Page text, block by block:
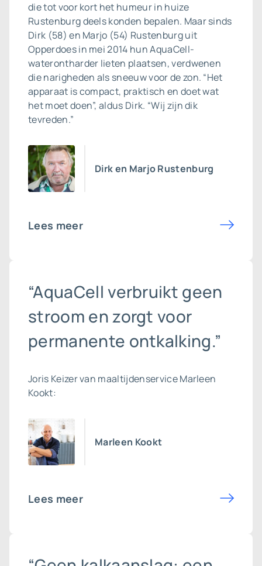
die tot voor kort het humeur in huize
Rustenburg deels konden bepalen. Maar sinds
Dirk (58) en Marjo (54) Rustenburg uit
Opperdoes in mei 2014 hun AquaCell-
waterontharder lieten plaatsen, verdwenen
die narigheden als sneeuw voor de zon. “Het
apparaat is compact, praktisch en doet wat
het moet doen”, aldus Dirk. “Wij zijn dik
tevreden.”
Dirk en Marjo Rustenburg
Lees meer
“AquaCell verbruikt geen
stroom en zorgt voor
permanente ontkalking.”
Joris Keizer van maaltijdenservice Marleen
Kookt:
Marleen Kookt
Lees meer